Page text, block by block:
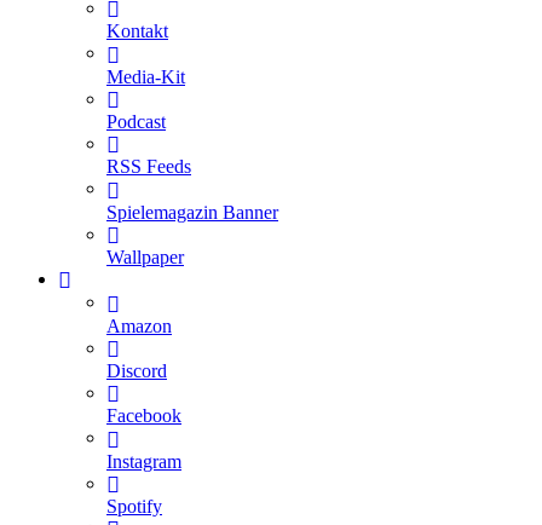
Kontakt
Media-Kit
Podcast
RSS Feeds
Spielemagazin Banner
Wallpaper
Amazon
Discord
Facebook
Instagram
Spotify